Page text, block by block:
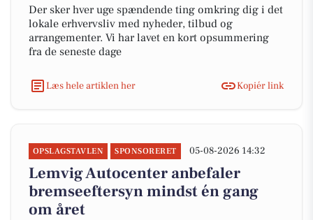
Der sker hver uge spændende ting omkring dig i det
lokale erhvervsliv med nyheder, tilbud og
arrangementer. Vi har lavet en kort opsummering
fra de seneste dage
Læs hele artiklen her Kopiér link
OPSLAGSTAVLEN SPONSORERET 05-08-2026 14:32
Lemvig Autocenter anbefaler
bremseeftersyn mindst én gang
om året